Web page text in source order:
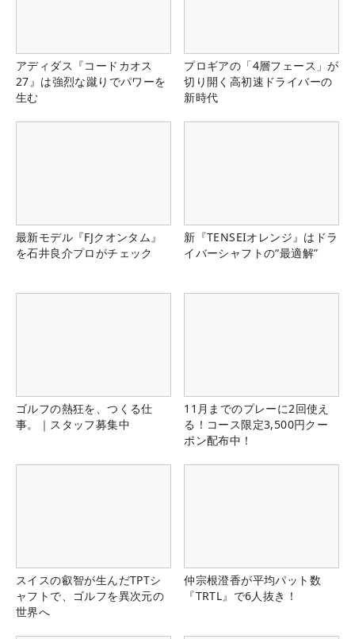
アディダス『コードカオス
27』は強烈な蹴りでパワーを
生む
プロギアの「4層フェース」が
切り開く高初速ドライバーの
新時代
最新モデル『FJクオンタム』
を石井良介プロがチェック
新『TENSEIオレンジ』はドラ
イバーシャフトの“最適解”
ゴルフの熱狂を、つくる仕
事。｜スタッフ募集中
11月までのプレーに2回使え
る！コース限定3,500円クー
ポン配布中！
スイスの叡智が生んだTPTシ
ャフトで、ゴルフを異次元の
世界へ
仲宗根澄香が平均パット数
『TRTL』で6人抜き！